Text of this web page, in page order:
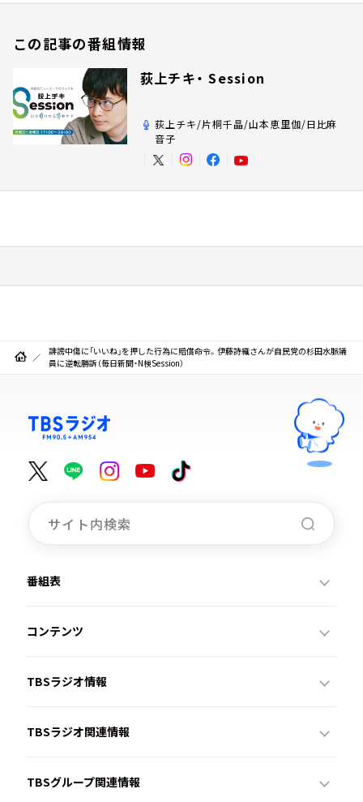
この記事の番組情報
荻上チキ・ Session
荻上チキ/片桐千晶/山本恵里伽/日比麻
音子
誹謗中傷に「いいね」を押した行為に賠償命令。伊藤詩織さんが自民党の杉田水脈議
員に逆転勝訴（毎日新聞・N検Session）
番組表
コンテンツ
TBSラジオ情報
TBSラジオ関連情報
TBSグループ関連情報